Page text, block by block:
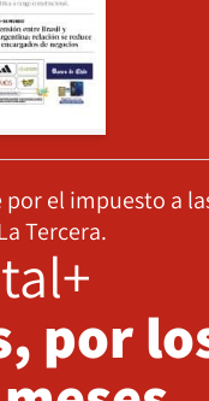
el impuesto a
Tercera.
por